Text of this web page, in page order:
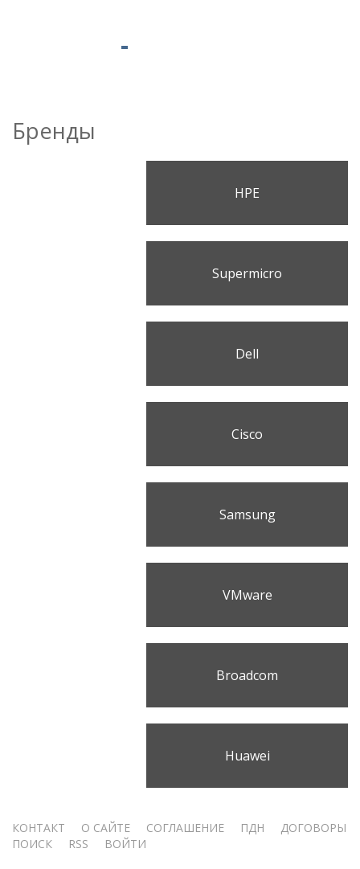
Бренды
HPE
Supermicro
Dell
Cisco
Samsung
VMware
Broadcom
Huawei
Меню
КОНТАКТ О САЙТЕ СОГЛАШЕНИЕ ПДН
ДОГОВОРЫ
ПОИСК
RSS ВОЙТИ